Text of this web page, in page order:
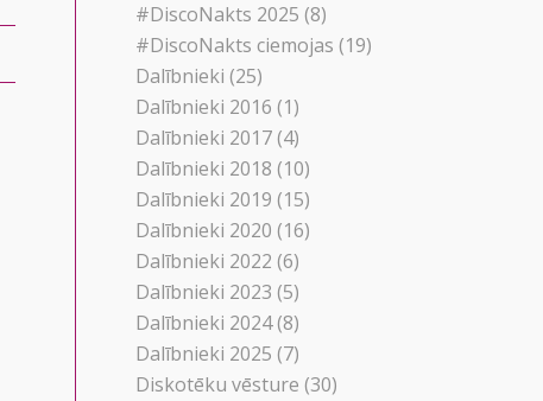
#DiscoNakts 2025 (8)
#DiscoNakts ciemojas (19)
Dalībnieki (25)
Dalībnieki 2016 (1)
Dalībnieki 2017(4)
Dalībnieki 2018 (10)
Dalībnieki 2019 (15)
Dalībnieki 2020 (16)
Dalībnieki 2022 (6)
Dalībnieki 2023 (5)
Dalībnieki 2024(8)
Dalībnieki 2025 (7)
Diskotēku vēsture (30)